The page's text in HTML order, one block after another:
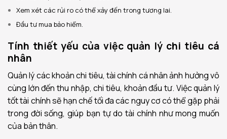
Xem xét các rủi ro có thể xảy đến trong tương lai.
Đầu tư mua bảo hiểm.
Tính thiết yếu của việc quản lý chi tiêu cá
nhân
Quản lý các khoản chi tiêu, tài chính cá nhân ảnh hưởng vô
cùng lớn đếnthu nhập, chi tiêu, khoản đầu tư. Việc quản lý
tốt tài chính sẽhạn chếtối đa cácnguy cơcó thể gặp phải
trong đời sống, giúp bạntự do tài chính nhưmong muốn
của bản thân.